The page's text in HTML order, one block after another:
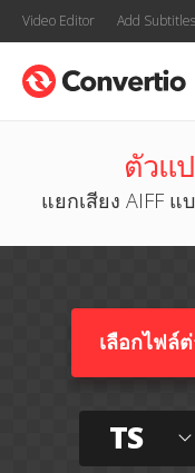
Video Editor Add
ตัวแป
แยกเสียง AIFF
เลือกไฟล์
TS